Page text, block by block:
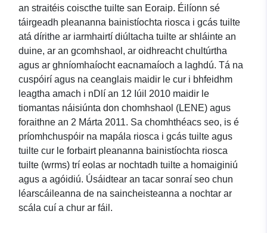
an straitéis coiscthe tuilte san Eoraip. Éilíonn sé
táirgeadh pleananna bainistíochta riosca i gcás tuilte
atá dírithe ar iarmhairtí diúltacha tuilte ar shláinte an
duine, ar an gcomhshaol, ar oidhreacht chultúrtha
agus ar ghníomhaíocht eacnamaíoch a laghdú. Tá na
cuspóirí agus na ceanglais maidir le cur i bhfeidhm
leagtha amach i nDlí an 12 Iúil 2010 maidir le
tiomantas náisiúnta don chomhshaol (LENE) agus
foraithne an 2 Márta 2011. Sa chomhthéacs seo, is é
príomhchuspóir na mapála riosca i gcás tuilte agus
tuilte cur le forbairt pleananna bainistíochta riosca
tuilte (wrms) trí eolas ar nochtadh tuilte a homaiginiú
agus a agóidiú. Úsáidtear an tacar sonraí seo chun
léarscáileanna de na saincheisteanna a nochtar ar
scála cuí a chur ar fáil.